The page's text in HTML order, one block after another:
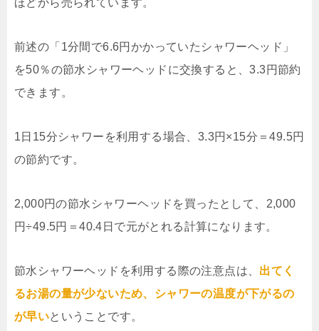
ほどから売られています。
前述の「1分間で6.6円かかっていたシャワーヘッド」
を50％の節水シャワーヘッドに交換すると、3.3円節約
できます。
1日15分シャワーを利用する場合、3.3円×15分＝49.5円
の節約です。
2,000円の節水シャワーヘッドを買ったとして、2,000
円÷49.5円＝40.4日で元がとれる計算になります。
節水シャワーヘッドを利用する際の注意点は、 出てく
るお湯の量が少ないため、シャワーの温度が下がるの
が早いということです。